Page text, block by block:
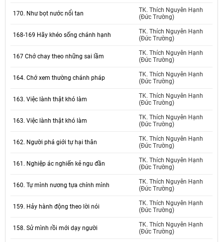
170. Như bọt nước nổi tan
TK. Thích Nguyên Hạnh
(Đức Trường)
168-169 Hãy khéo sống chánh hạnh
TK. Thích Nguyên Hạnh
(Đức Trường)
167 Chớ chay theo những sai lầm
TK. Thích Nguyên Hạnh
(Đức Trường)
164. Chớ xem thường chánh pháp
TK. Thích Nguyên Hạnh
(Đức Trường)
163. Việc lành thật khó làm
TK. Thích Nguyên Hạnh
(Đức Trường)
163. Việc lành thật khó làm
TK. Thích Nguyên Hạnh
(Đức Trường)
162. Người phá giới tự hại thân
TK. Thích Nguyên Hạnh
(Đức Trường)
161. Nghiệp ác nghiến kẻ ngu đần
TK. Thích Nguyên Hạnh
(Đức Trường)
160. Tự mình nương tựa chính mình
TK. Thích Nguyên Hạnh
(Đức Trường)
159. Hảy hành động theo lời nói
TK. Thích Nguyên Hạnh
(Đức Trường)
158. Sử mình rồi mới dạy người
TK. Thích Nguyên Hạnh
(Đức Trường)